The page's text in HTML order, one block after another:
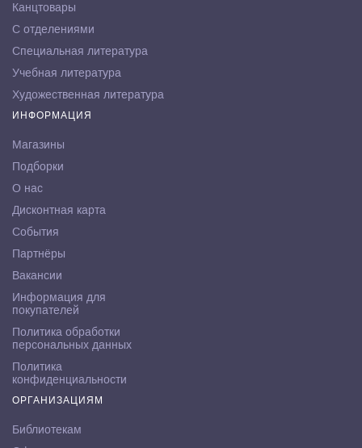
Канцтовары
С отделениями
Специальная литература
Учебная литература
Художественная литература
ИНФОРМАЦИЯ
Магазины
Подборки
О нас
Дисконтная карта
События
Партнёры
Вакансии
Информация для
покупателей
Политика обработки
персональных данных
Политика
конфиденциальности
ОРГАНИЗАЦИЯМ
Библиотекам